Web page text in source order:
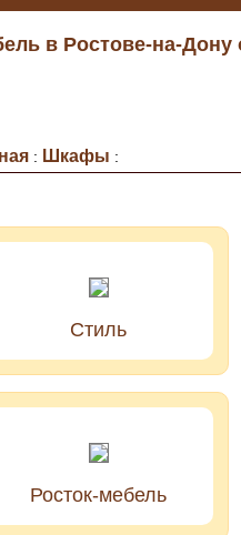
в Ростове-на-Дону
: Шкафы :
Стиль
Росток-мебель